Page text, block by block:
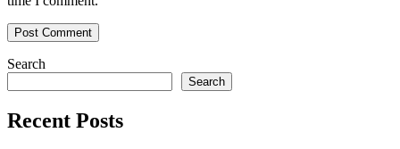
Search
Search
Recent Posts